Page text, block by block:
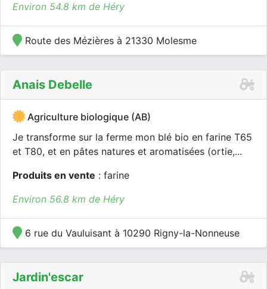
Environ 54.8 km de Héry
Route des Mézières à 21330 Molesme
Anais Debelle
Agriculture biologique (AB)
Je transforme sur la ferme mon blé bio en farine T65
et T80, et en pâtes natures et aromatisées (ortie,...
Produits en vente : farine
Environ 56.8 km de Héry
6 rue du Vauluisant à 10290 Rigny-la-Nonneuse
Jardin'escar